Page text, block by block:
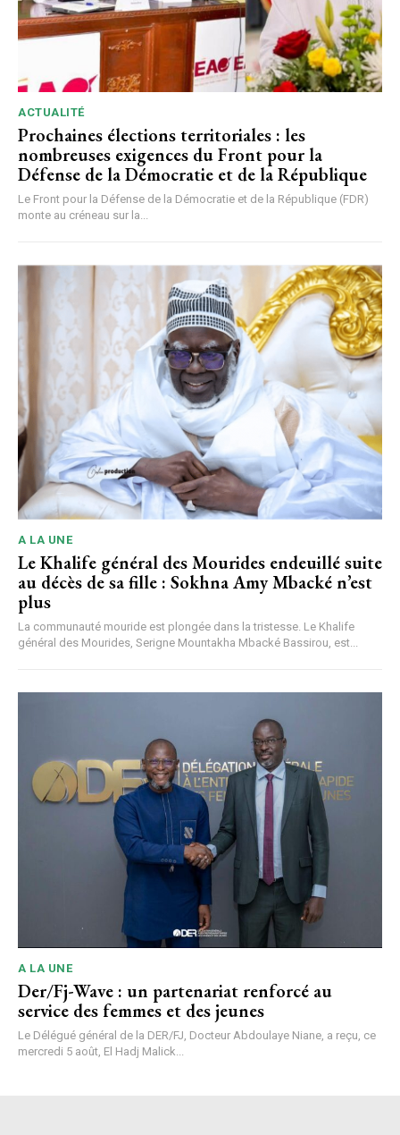
ACTUALITÉ
Prochaines élections territoriales : les
nombreuses exigences du Front pour la
Défense de la Démocratie et de la République
Le Front pour la Défense de la Démocratie et de la République (FDR)
monte au créneau sur la...
A LA UNE
Le Khalife général des Mourides endeuillé suite
au décès de sa fille : Sokhna Amy Mbacké n’est
plus
La communauté mouride est plongée dans la tristesse. Le Khalife
général des Mourides, Serigne Mountakha Mbacké Bassirou, est...
A LA UNE
Der/Fj-Wave : un partenariat renforcé au
service des femmes et des jeunes
Le Délégué général de la DER/FJ, Docteur Abdoulaye Niane, a reçu, ce
mercredi 5 août, El Hadj Malick...